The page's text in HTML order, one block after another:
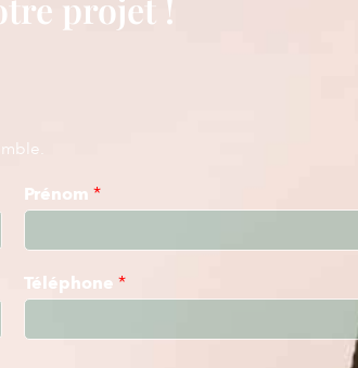
Prénom *
Téléphone *